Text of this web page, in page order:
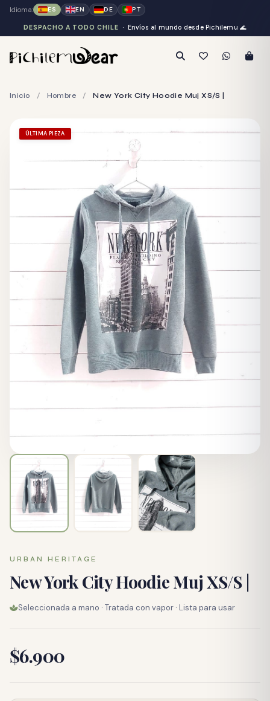
Idioma: ES EN DE PT
DESPACHO A TODO CHILE · Envíos al mundo desde Pichilemu🌊
Inicio / Hombre / New York City Hoodie Muj XS/S |
ÚLTIMA PIEZA
URBAN HERITAGE
New York City Hoodie Muj XS/S |
Seleccionada a mano · Tratada con vapor · Lista para usar
$6.900